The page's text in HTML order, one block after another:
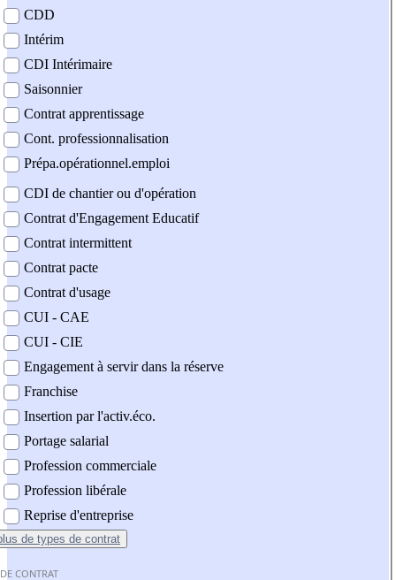
CDD
Intérim
CDI Intérimaire
Saisonnier
Contrat apprentissage
Cont. professionnalisation
Prépa.opérationnel.emploi
CDI de chantier ou d'opération
Contrat d'Engagement Educatif
Contrat intermittent
Contrat pacte
Contrat d'usage
CUI - CAE
CUI - CIE
Engagement à servir dans la réserve
Franchise
Insertion par l'activ.éco.
Portage salarial
Profession commerciale
Profession libérale
Reprise d'entreprise
de types de contrat
CONTRAT